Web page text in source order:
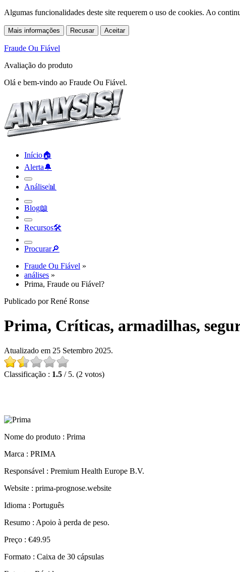
Algumas funcionalidades deste site requerem o uso de cookies. Ao
Mais informações Recusar Aceitar
Fraude Ou Fiável
Avaliação do produto
Olá e bem-vindo ao Fraude Ou Fiável.
Início🏠︎
Alerta🔔︎
Análise📊︎
Blog📖︎
Recursos🛠︎
Procurar🔎︎
Fraude Ou Fiável »
análises »
Prima, Fraude ou Fiável?
Publicado por René Ronse
Prima, Críticas, armadilhas,
Atualizado em 25 Setembro 2025.
Classificação : 1.5 / 5. (2 votos)
Nome do produto : Prima
Marca : PRIMA
Responsável : Premium Health Europe B.V.
Website : prima-prognose.website
Idioma : Português
Resumo : Apoio à perda de peso.
Preço : €49.95
Formato : Caixa de 30 cápsulas